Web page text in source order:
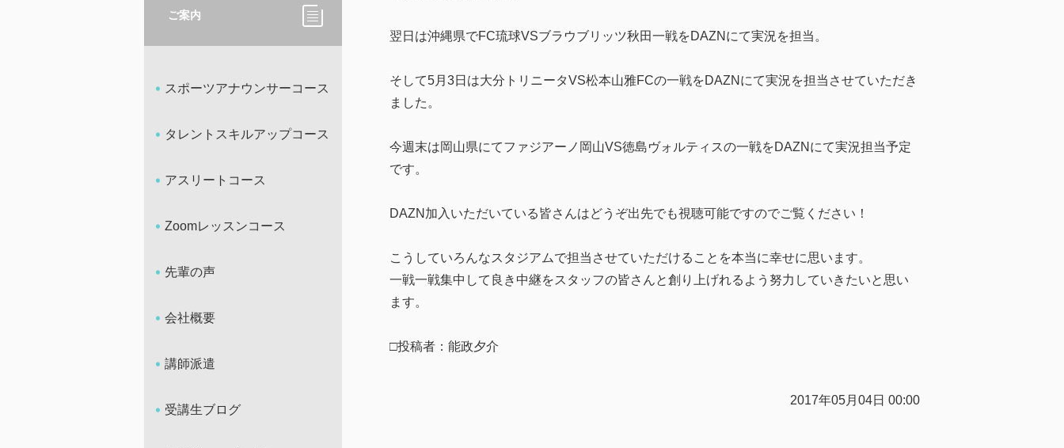
翌日は沖縄県でFC琉球VSブラウブリッツ秋田一戦をDAZNにて実況を担当。
そして5月3日は大分トリニータVS松本山雅FCの一戦をDAZNにて実況を担当させていただき
ました。
今週末は岡山県にてファジアーノ岡山VS徳島ヴォルティスの一戦をDAZNにて実況担当予定
です。
DAZN加入いただいている皆さんはどうぞ出先でも視聴可能ですのでご覧ください！
こうしていろんなスタジアムで担当させていただけることを本当に幸せに思います。
一戦一戦集中して良き中継をスタッフの皆さんと創り上げれるよう努力していきたいと思い
ます。
□投稿者：能政夕介
2017年05月04日 00:00
ご案内
スポーツアナウンサーコース
タレントスキルアップコース
アスリートコース
Zoomレッスンコース
先輩の声
会社概要
講師派遣
受講生ブログ